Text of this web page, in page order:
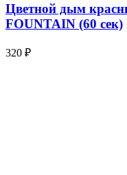
Цветной дым
FOUNTAIN (60 сек)
320 ₽